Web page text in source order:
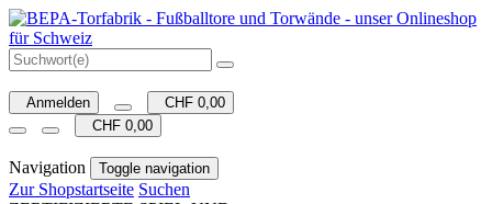
Anmelden
CHF 0,00
CHF 0,00
Navigation Toggle navigation
Zur Shopstartseite Suchen